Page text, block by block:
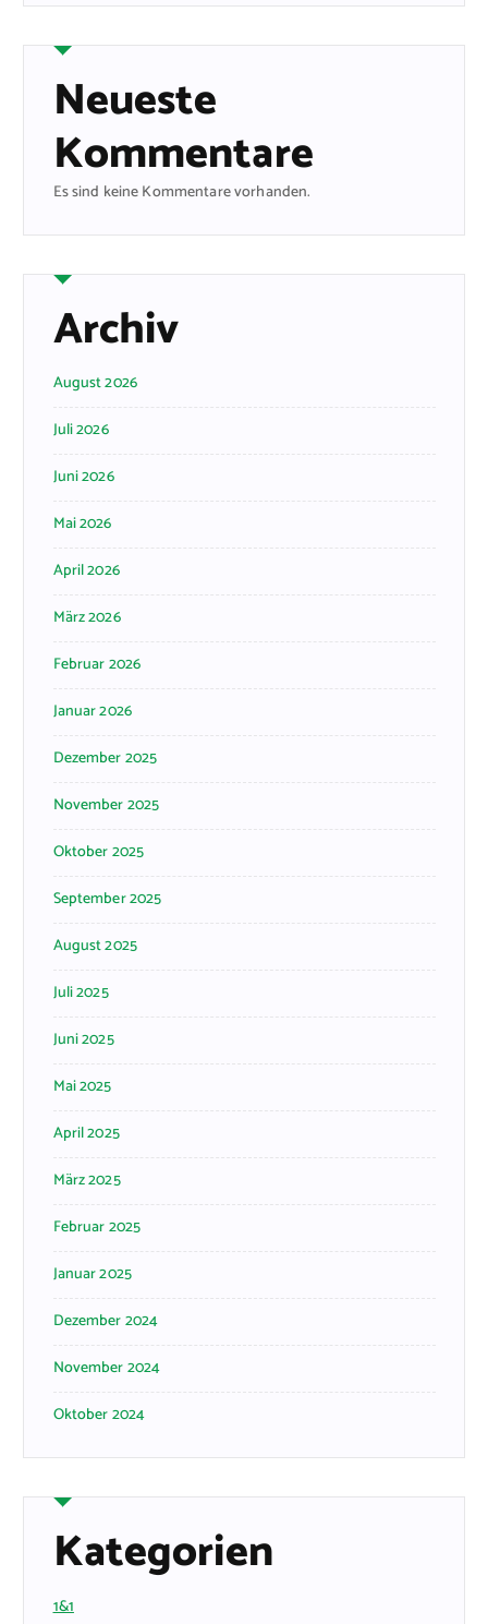
Neueste
Kommentare
Es sind keine Kommentare vorhanden.
Archiv
August 2026
Juli 2026
Juni 2026
Mai 2026
April 2026
März 2026
Februar 2026
Januar 2026
Dezember 2025
November 2025
Oktober 2025
September 2025
August 2025
Juli 2025
Juni 2025
Mai 2025
April 2025
März 2025
Februar 2025
Januar 2025
Dezember 2024
November 2024
Oktober 2024
Kategorien
1&1